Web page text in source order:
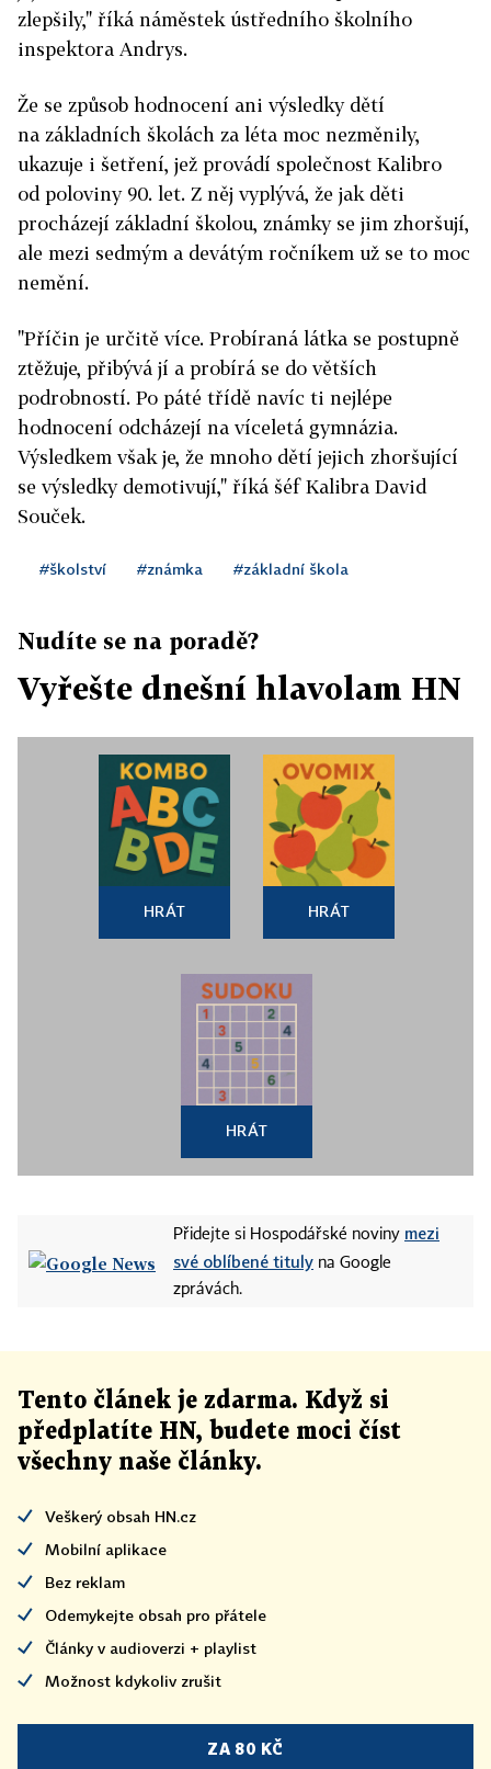
zlepšily," říká náměstek ústředního školního
inspektora Andrys.
Že se způsob hodnocení ani výsledky dětí
na základních školách za léta moc nezměnily,
ukazuje i šetření, jež provádí společnost Kalibro
od poloviny 90. let. Z něj vyplývá, že jak děti
procházejí základní školou, známky se jim zhoršují,
ale mezi sedmým a devátým ročníkem už se to moc
nemění.
"Příčin je určitě více. Probíraná látka se postupně
ztěžuje, přibývá jí a probírá se do větších
podrobností. Po páté třídě navíc ti nejlépe
hodnocení odcházejí na víceletá gymnázia.
Výsledkem však je, že mnoho dětí jejich zhoršující
se výsledky demotivují," říká šéf Kalibra David
Souček.
#školství #známka #základní škola
Nudíte se na poradě?
Vyřešte dnešní hlavolam HN
HRÁT HRÁT
HRÁT
Přidejte si Hospodářské noviny mezi
své oblíbené tituly na Google
zprávách.
Tento článek je zdarma. Když si
předplatíte HN, budete moci číst
všechny naše články.
Veškerý obsah HN.cz
Mobilní aplikace
Bez reklam
Odemykejte obsah pro přátele
Články v audioverzi + playlist
Možnost kdykoliv zrušit
ZA 80 KČ